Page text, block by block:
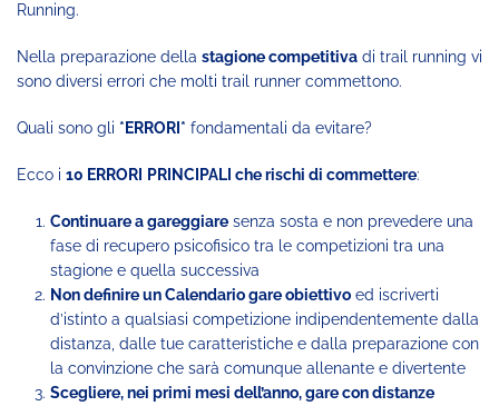
Running.
Nella preparazione della stagione competitiva di trail running vi
sono diversi errori che molti trail runner commettono.
Quali sono gli *ERRORI* fondamentali da evitare?
Ecco i 10 ERRORI PRINCIPALI che rischi di commettere:
Continuare a gareggiare senza sosta e non prevedere una
fase di recupero psicofisico tra le competizioni tra una
stagione e quella successiva
Non definire un Calendario gare obiettivo ed iscriverti
d’istinto a qualsiasi competizione indipendentemente dalla
distanza, dalle tue caratteristiche e dalla preparazione con
la convinzione che sarà comunque allenante e divertente
Scegliere, nei primi mesi dell’anno, gare con distanze